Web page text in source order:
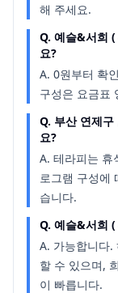
해 주세요.
Q. 예슬&서희
요?
A. 0원부터 확
구성은 요금표
Q. 부산 연제
요?
A. 테라피는 휴
로그램 구성에
습니다.
Q. 예슬&서희
A. 가능합니다.
할 수 있으며,
이 빠릅니다.